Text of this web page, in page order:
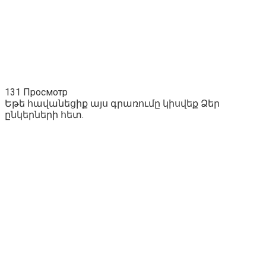
131 Просмотр
Եթե հավանեցիք այս գրառումը կիսվեք Ձեր
ընկերների հետ.